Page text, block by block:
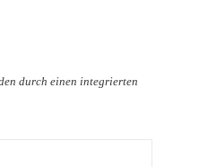
durch einen integrierten